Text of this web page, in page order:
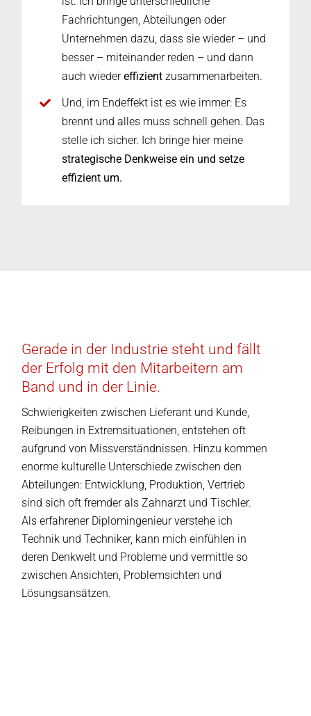
Fachrichtungen, Abteilungen oder
Unternehmen dazu, dass sie wieder – und
besser – miteinander reden – und dann
auch wiedereffizient zusammenarbeiten.
Und, im Endeffekt ist es wie immer: Es
brennt und alles muss schnell gehen. Das
stelle ich sicher. Ich bringe hier meine
strategische Denkweise ein und setze
effizient um.
Gerade in der Industrie steht und fällt
der Erfolg mit den Mitarbeitern am
Band und in der Linie.
Schwierigkeiten zwischen Lieferant und Kunde,
Reibungen in Extremsituationen, entstehen oft
aufgrund von Missverständnissen. Hinzu kommen
enorme kulturelle Unterschiede zwischen den
Abteilungen: Entwicklung, Produktion, Vertrieb
sind sich oft fremder als Zahnarzt und Tischler.
Als erfahrener Diplomingenieur verstehe ich
Technik und Techniker, kann mich einfühlen in
deren Denkwelt und Probleme und vermittle so
zwischen Ansichten, Problemsichten und
Lösungsansätzen.